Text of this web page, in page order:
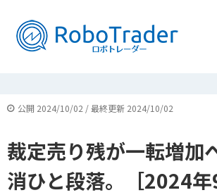
公開 2024/10/02 / 最終更新 2024/10/02
裁定売り残が一転増加
消ひと段落。［2024